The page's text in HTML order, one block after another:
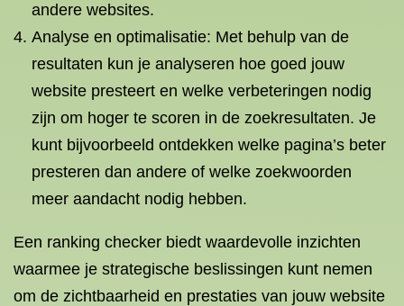
andere websites.
Analyse en optimalisatie: Met behulp van de
resultaten kun je analyseren hoe goed jouw
website presteert en welke verbeteringen nodig
zijn om hoger te scoren in de zoekresultaten. Je
kunt bijvoorbeeld ontdekken welke pagina’s beter
presteren dan andere of welke zoekwoorden
meer aandacht nodig hebben.
Een ranking checker biedt waardevolle inzichten
waarmee je strategische beslissingen kunt nemen
om de zichtbaarheid en prestaties van jouw website